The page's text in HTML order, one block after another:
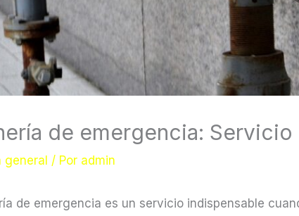
de emergencia:
general / Por admin
de emergencia es un servicio indispensable